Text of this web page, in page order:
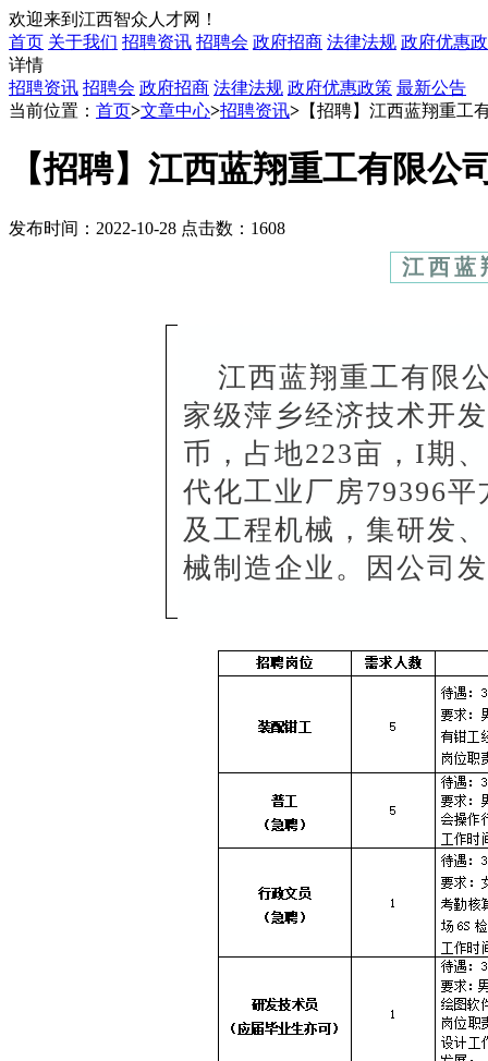
欢迎来到江西智众人才网！
首页 关于我们 招聘资讯 招聘会 政府招商 法律法规 政府优惠
详情
招聘资讯 招聘会 政府招商 法律法规 政府优惠政策 最新公告
当前位置： 首页>文章中心>招聘资讯> 【招聘】江西蓝翔重工
【招聘】江西蓝翔重工有限公
发布时间：2022-10-28 点击数：1608
江西蓝
江西蓝翔重工有限
家级萍乡经济技术开
币，占地223亩，I期
代化工业厂房79396
及工程机械，集研发
械制造企业。因公司